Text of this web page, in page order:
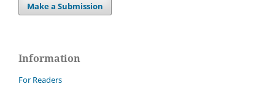
Make a Submission
Information
For Readers